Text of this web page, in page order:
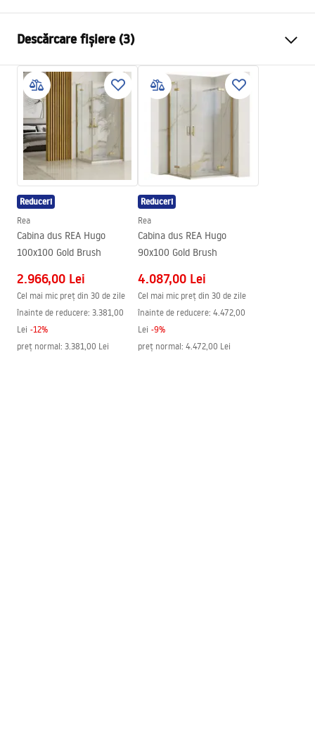
Material
Tip baterie
Termostatată
Metodă de montaj
Îngropată în perete
Reglare înălțime
Pipa cadă
Reglare a presiunii
Da Nu
Sistem Anti-Calc
Tehnologia de acoperire
PVD
Garantie
Descărcare fișiere (3)
Informații de siguranță
Safety_Information_Shower_set.pdf
Condiții de garanție
Warranty_Terms_and_Conditions_Faucets_-_5.pdf
Instrucțiuni de asamblare
shower_set.pdf
Reduceri
Rea
Cabina dus REA Hugo
100x100 Gold Brush
2.966,00 Lei
Cel mai mic preț din 30 de zile
înainte de reducere: 3.381,00
Lei -12%
preț normal: 3.381,00 Lei
Reduceri
Rea
Cabina dus REA Hugo
90x100 Gold Brush
4.087,00 Lei
Cel mai mic preț din 30 de zile
înainte de reducere: 4.472,00
Lei -9%
preț normal: 4.472,00 Lei